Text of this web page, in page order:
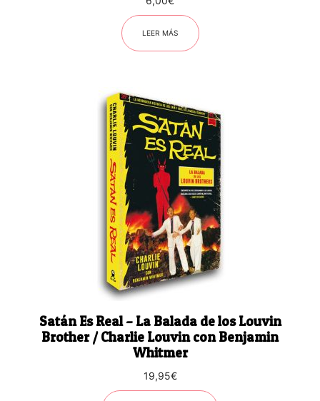
LEER MÁS
Satán Es Real – La Balada de los Louvin
Brother / Charlie Louvin con Benjamin
Whitmer
19,95€